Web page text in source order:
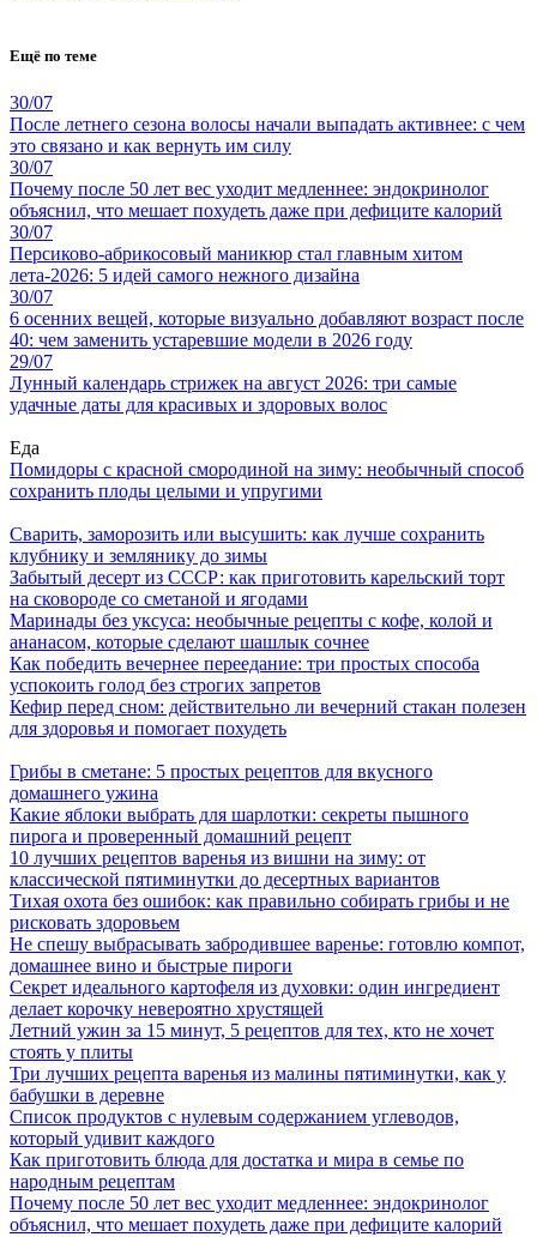
Ещё по теме
30/07
После летнего сезона волосы начали выпадать активнее: с чем
это связано и как вернуть им силу
30/07
Почему после 50 лет вес уходит медленнее: эндокринолог
объяснил, что мешает похудеть даже при дефиците калорий
30/07
Персиково-абрикосовый маникюр стал главным хитом
лета-2026: 5 идей самого нежного дизайна
30/07
6 осенних вещей, которые визуально добавляют возраст после
40: чем заменить устаревшие модели в 2026 году
29/07
Лунный календарь стрижек на август 2026: три самые
удачные даты для красивых и здоровых волос
Еда
Помидоры с красной смородиной на зиму: необычный способ
сохранить плоды целыми и упругими
Сварить, заморозить или высушить: как лучше сохранить
клубнику и землянику до зимы
Забытый десерт из СССР: как приготовить карельский торт
на сковороде со сметаной и ягодами
Маринады без уксуса: необычные рецепты с кофе, колой и
ананасом, которые сделают шашлык сочнее
Как победить вечернее переедание: три простых способа
успокоить голод без строгих запретов
Кефир перед сном: действительно ли вечерний стакан полезен
для здоровья и помогает похудеть
Грибы в сметане: 5 простых рецептов для вкусного
домашнего ужина
Какие яблоки выбрать для шарлотки: секреты пышного
пирога и проверенный домашний рецепт
10 лучших рецептов варенья из вишни на зиму: от
классической пятиминутки до десертных вариантов
Тихая охота без ошибок: как правильно собирать грибы и не
рисковать здоровьем
Не спешу выбрасывать забродившее варенье: готовлю компот,
домашнее вино и быстрые пироги
Секрет идеального картофеля из духовки: один ингредиент
делает корочку невероятно хрустящей
Летний ужин за 15 минут, 5 рецептов для тех, кто не хочет
стоять у плиты
Три лучших рецепта варенья из малины пятиминутки, как у
бабушки в деревне
Список продуктов с нулевым содержанием углеводов,
который удивит каждого
Как приготовить блюда для достатка и мира в семье по
народным рецептам
Почему после 50 лет вес уходит медленнее: эндокринолог
объяснил, что мешает похудеть даже при дефиците калорий